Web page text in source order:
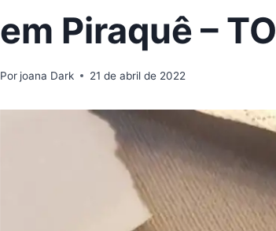
em Piraquê – TO
Por joana Dark 21 de abril de 2022